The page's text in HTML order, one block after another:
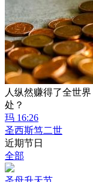
人纵然赚得了全世
处？
玛 16:26
圣西斯笃二世
近期节日
全部